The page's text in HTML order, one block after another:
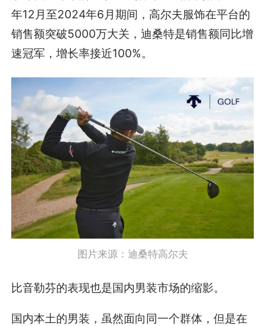
年12月至2024年6月期间，高尔夫服饰在平台的
销售额突破5000万大关，迪桑特是销售额同比增
速冠军，增长率接近100%。
图片来源：迪桑特高尔夫
比音勒芬的表现也是国内男装市场的缩影。
国内本土的男装，虽然面向同一个群体，但是在